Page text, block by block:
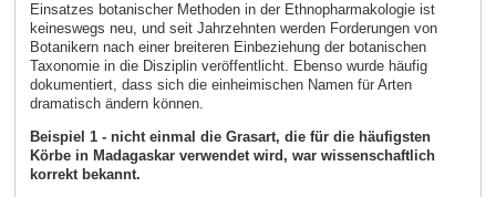
Einsatzes botanischer Methoden in der Ethnopharmakologie ist
keineswegs neu, und seit Jahrzehnten werden Forderungen von
Botanikern nach einer breiteren Einbeziehung der botanischen
Taxonomie in die Disziplin veröffentlicht. Ebenso wurde häufig
dokumentiert, dass sich die einheimischen Namen für Arten
dramatisch ändern können.
Beispiel 1 - nicht einmal die Grasart, die für die häufigsten
Körbe in Madagaskar verwendet wird, war wissenschaftlich
korrekt bekannt.